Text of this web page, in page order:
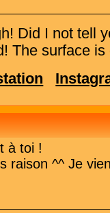
Did I not tell
The surface
à toi !
raison ^^ Je